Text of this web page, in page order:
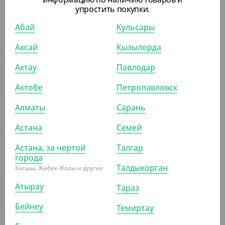
Контейнер Stelo, 240*150*40 мм
УП (50)
АРТ. 42213
6 750₸
(135₸/ШТ)
мм, Verde Vita
УП (50)
упростить покупки.
Абай
Аксай
Актау
Актобе
Алматы
Астана
Астана, за чертой
города
Косшы, Жибек-Жолы и другие
Атырау
Бейнеу
Кульсары
Кызылорда
Павлодар
Петропавловск
Сарань
Семей
Талгар
Талдыкорган
Тараз
Темиртау